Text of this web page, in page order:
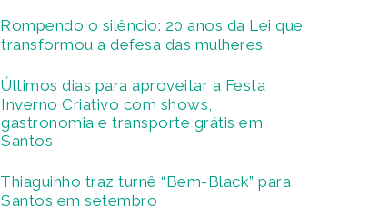
Rompendo o silêncio: 20 anos da Lei que
transformou a defesa das mulheres
Últimos dias para aproveitar a Festa
Inverno Criativo com shows,
gastronomia e transporte grátis em
Santos
Thiaguinho traz turnê “Bem-Black” para
Santos em setembro